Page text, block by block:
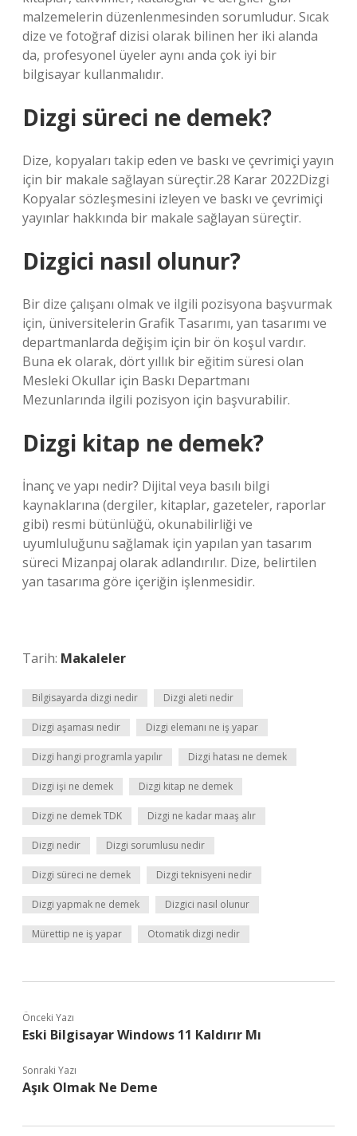
malzemelerin düzenlenmesinden sorumludur. Sıcak
dize ve fotoğraf dizisi olarak bilinen her iki alanda
da, profesyonel üyeler aynı anda çok iyi bir
bilgisayar kullanmalıdır.
Dizgi süreci ne demek?
Dize, kopyaları takip eden ve baskı ve çevrimiçi yayın
için bir makale sağlayan süreçtir.28 Karar 2022Dizgi
Kopyalar sözleşmesini izleyen ve baskı ve çevrimiçi
yayınlar hakkında bir makale sağlayan süreçtir.
Dizgici nasıl olunur?
Bir dize çalışanı olmak ve ilgili pozisyona başvurmak
için, üniversitelerin Grafik Tasarımı, yan tasarımı ve
departmanlarda değişim için bir ön koşul vardır.
Buna ek olarak, dört yıllık bir eğitim süresi olan
Mesleki Okullar için Baskı Departmanı
Mezunlarında ilgili pozisyon için başvurabilir.
Dizgi kitap ne demek?
İnanç ve yapı nedir? Dijital veya basılı bilgi
kaynaklarına (dergiler, kitaplar, gazeteler, raporlar
gibi) resmi bütünlüğü, okunabilirliği ve
uyumluluğunu sağlamak için yapılan yan tasarım
süreci Mizanpaj olarak adlandırılır. Dize, belirtilen
yan tasarıma göre içeriğin işlenmesidir.
Tarih: Makaleler
Bilgisayarda dizgi nedir Dizgi aleti nedir
Dizgi aşaması nedir Dizgi elemanı ne iş yapar
Dizgi hangi programla yapılır Dizgi hatası ne demek
Dizgi işi ne demek Dizgi kitap ne demek
Dizgi ne demek TDK Dizgi ne kadar maaş alır
Dizgi nedir Dizgi sorumlusu nedir
Dizgi süreci ne demek Dizgi teknisyeni nedir
Dizgi yapmak ne demek Dizgici nasıl olunur
Mürettip ne iş yapar Otomatik dizgi nedir
Önceki Yazı
Eski Bilgisayar Windows 11 Kaldırır Mı
Sonraki Yazı
Aşık Olmak Ne Deme